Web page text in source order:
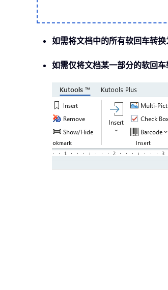
如需将文档中的所有软回车转换
如需仅将文档某一部分的软回车